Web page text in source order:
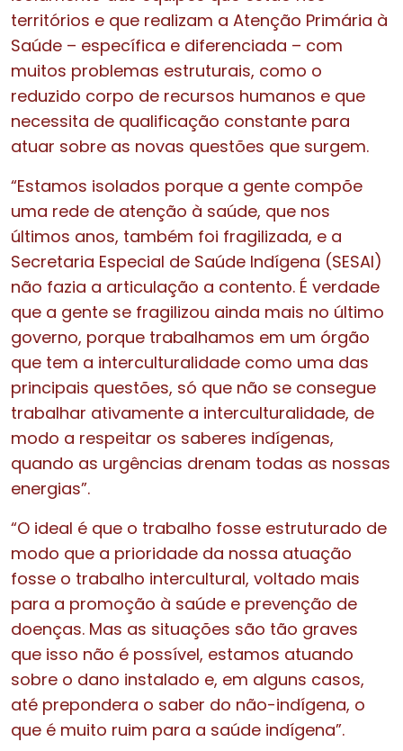
territórios e que realizam a Atenção Primária à
Saúde – específica e diferenciada – com
muitos problemas estruturais, como o
reduzido corpo de recursos humanos e que
necessita de qualificação constante para
atuar sobre as novas questões que surgem.
“Estamos isolados porque a gente compõe
uma rede de atenção à saúde, que nos
últimos anos, também foi fragilizada, e a
Secretaria Especial de Saúde Indígena (SESAI)
não fazia a articulação a contento. É verdade
que a gente se fragilizou ainda mais no último
governo, porque trabalhamos em um órgão
que tem a interculturalidade como uma das
principais questões, só que não se consegue
trabalhar ativamente a interculturalidade, de
modo a respeitar os saberes indígenas,
quando as urgências drenam todas as nossas
energias”.
“O ideal é que o trabalho fosse estruturado de
modo que a prioridade da nossa atuação
fosse o trabalho intercultural, voltado mais
para a promoção à saúde e prevenção de
doenças. Mas as situações são tão graves
que isso não é possível, estamos atuando
sobre o dano instalado e, em alguns casos,
até prepondera o saber do não-indígena, o
que é muito ruim para a saúde indígena”.